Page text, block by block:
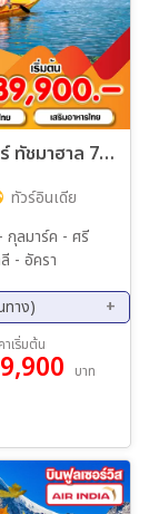
ทัวร์อินเดีย Go Sweety summer แคชเมียร์ ทัชมาฮาล 7วัน 6คืน (AI)
ทัวร์อินเดีย
กุลมาร์ค - ศรี
- อัครา
าง)
ก.ย. 69
าเริ่มต้น
บาท